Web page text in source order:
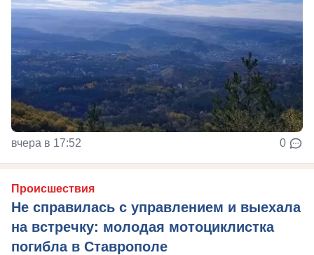
вчера в 17:52 0
Происшествия
Не справилась с управлением и выехала
на встречку: молодая мотоциклистка
погибла в Ставрополе